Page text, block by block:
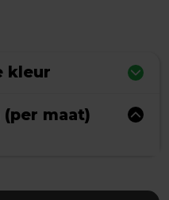
kleur
(per maat)